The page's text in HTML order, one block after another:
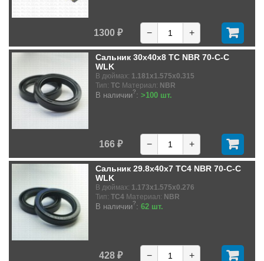
1300 ₽ − +
Сальник 30x40x8 TC NBR 70-C-C
WLK
В дюймах: 1.181x1.575x0.315
Тип: TC Материал: NBR
В наличии?: >100 шт.
166 ₽ − +
Сальник 29.8x40x7 TC4 NBR 70-C-C
WLK
В дюймах: 1.173x1.575x0.276
Тип: TC4 Материал: NBR
В наличии?: 62 шт.
428 ₽ − +